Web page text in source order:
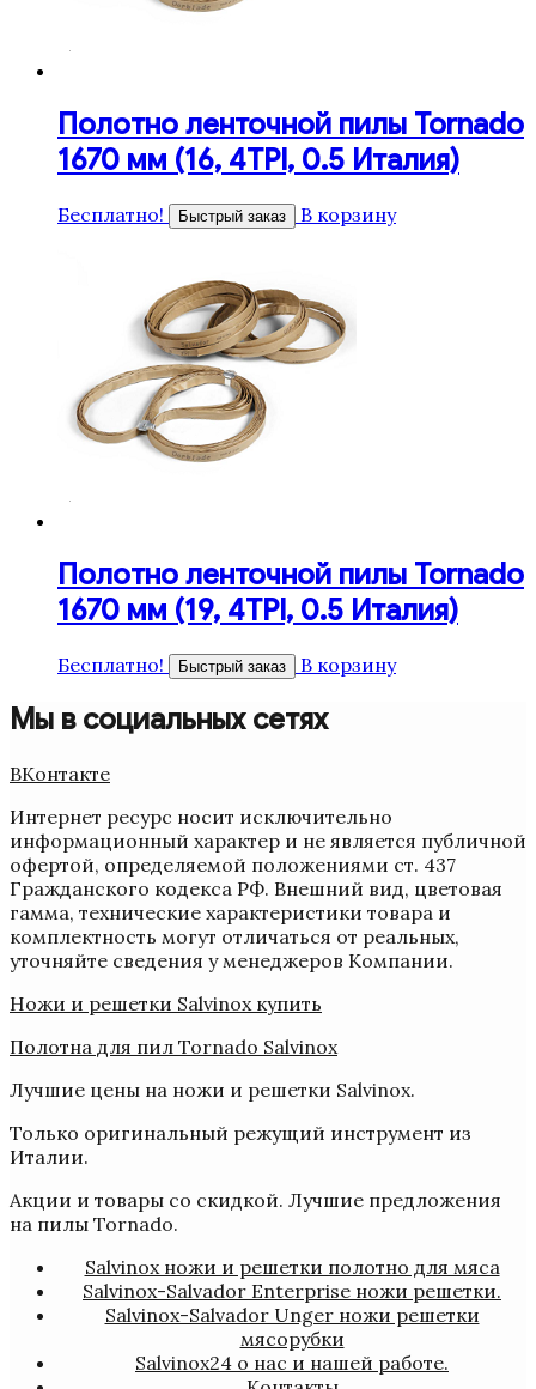
Полотно ленточной пилы Tornado
1670 мм (16, 4TPI, 0.5 Италия)
Бесплатно! Быстрый заказ В корзину
Полотно ленточной пилы Tornado
1670 мм (19, 4TPI, 0.5 Италия)
Бесплатно! Быстрый заказ В корзину
Мы в социальных сетях
ВКонтакте
Интернет ресурс носит исключительно
информационный характер и не является публичной
офертой, определяемой положениями ст. 437
Гражданского кодекса РФ. Внешний вид, цветовая
гамма, технические характеристики товара и
комплектность могут отличаться от реальных,
уточняйте сведения у менеджеров Компании.
Ножи и решетки Salvinox купить
Полотна для пил Tornado Salvinox
Лучшие цены на ножи и решетки Salvinox.
Только оригинальный режущий инструмент из
Италии.
Акции и товары со скидкой. Лучшие предложения
на пилы Tornado.
Salvinox ножи и решетки полотно для мяса
Salvinox-Salvador Enterprise ножи решетки.
Salvinox-Salvador Unger ножи решетки
мясорубки
Salvinox24 о нас и нашей работе.